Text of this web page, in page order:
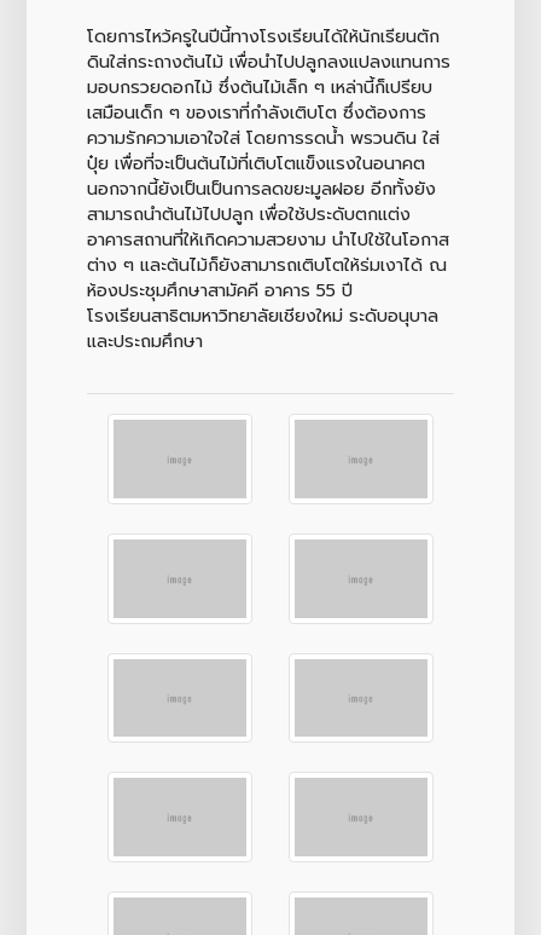
โดยการไหว้ครูในปีนี้ทางโรงเรียนได้ให้นักเรียนตัก
ดินใส่กระถางต้นไม้ เพื่อนำไปปลูกลงแปลงแทนการ
มอบกรวยดอกไม้ ซึ่งต้นไม้เล็ก ๆ เหล่านี้ก็เปรียบ
เสมือนเด็ก ๆ ของเราที่กำลังเติบโต ซึ่งต้องการ
ความรักความเอาใจใส่ โดยการรดน้ำ พรวนดิน ใส่
ปุ๋ย เพื่อที่จะเป็นต้นไม้ที่เติบโตแข็งแรงในอนาคต
นอกจากนี้ยังเป็นเป็นการลดขยะมูลฝอย อีกทั้งยัง
สามารถนำต้นไม้ไปปลูก เพื่อใช้ประดับตกแต่ง
อาคารสถานที่ให้เกิดความสวยงาม นำไปใช้ในโอกาส
ต่าง ๆ และต้นไม้ก็ยังสามารถเติบโตให้ร่มเงาได้ ณ
ห้องประชุมศึกษาสามัคคี อาคาร 55 ปี
โรงเรียนสาธิตมหาวิทยาลัยเชียงใหม่ ระดับอนุบาล
และประถมศึกษา